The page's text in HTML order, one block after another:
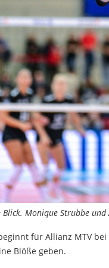
Monique Strubbe
für Allianz MTV
Blöße geben.